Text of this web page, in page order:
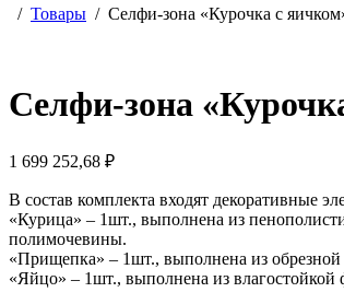
Товары
Селфи-зона «Курочка с
Селфи-зона
1 699 252,68 ₽
В состав комплекта входят декоративные
«Курица» – 1шт., выполнена из
полимочевины.
«Прищепка» – 1шт., выполнена из
«Яйцо» – 1шт., выполнена из